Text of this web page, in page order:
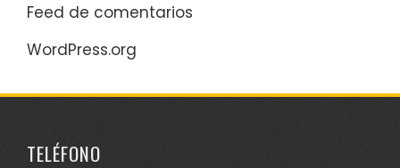
Feed de comentarios
WordPress.org
TELÉFONO